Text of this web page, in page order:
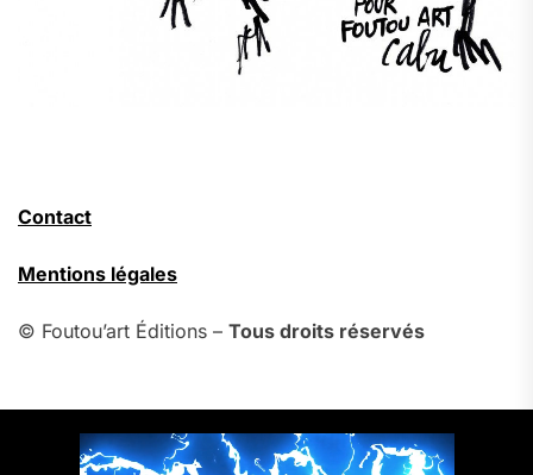
Contact
Mentions légales
© Foutou’art Éditions – Tous droits réservés